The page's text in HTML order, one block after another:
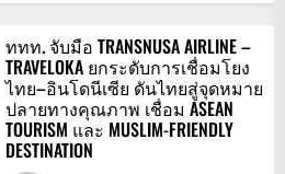
ททท. จับมือ TRANSNUSA AIRLINE –
TRAVELOKA ยกระดับการเชื่อมโยง
ไทย–อินโดนีเซีย ดันไทยสู่จุดหมาย
ปลายทางคุณภาพ เชื่อม ASEAN
TOURISM และ MUSLIM-FRIENDLY
DESTINATION